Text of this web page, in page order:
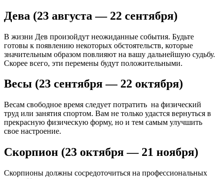
Дева (23 августа — 22 сентября)
В жизни Дев произойдут неожиданные события. Будьте
готовы к появлению некоторых обстоятельств, которые
значительным образом повлияют на вашу дальнейшую судьбу.
Скорее всего, эти перемены будут положительными.
Весы (23 сентября — 22 октября)
Весам свободное время следует потратить на физический
труд или занятия спортом. Вам не только удастся вернуться в
прекрасную физическую форму, но и тем самым улучшить
свое настроение.
Скорпион (23 октября — 21 ноября)
Скорпионы должны сосредоточиться на профессиональных